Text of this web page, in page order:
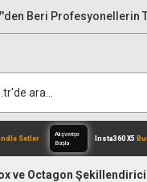
Beri Profesyonellerin
ve Octagon